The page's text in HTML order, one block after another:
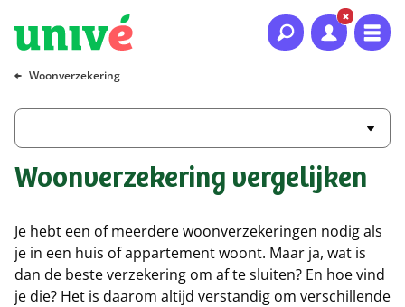
Naar hoofdinhoud
Naar hoofdnavigatie
Naar footer
Woonverzekering
Woonverzekering vergelijken
Je hebt een of meerdere woonverzekeringen nodig als
je in een huis of appartement woont. Maar ja, wat is
dan de beste verzekering om af te sluiten? En hoe vind
je die? Het is daarom altijd verstandig om verschillende